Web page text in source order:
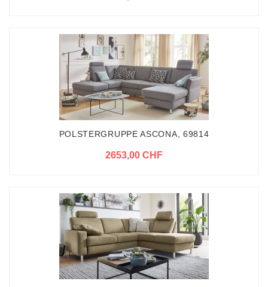
POLSTERGRUPPE ASCONA, 69814
2653,00 CHF